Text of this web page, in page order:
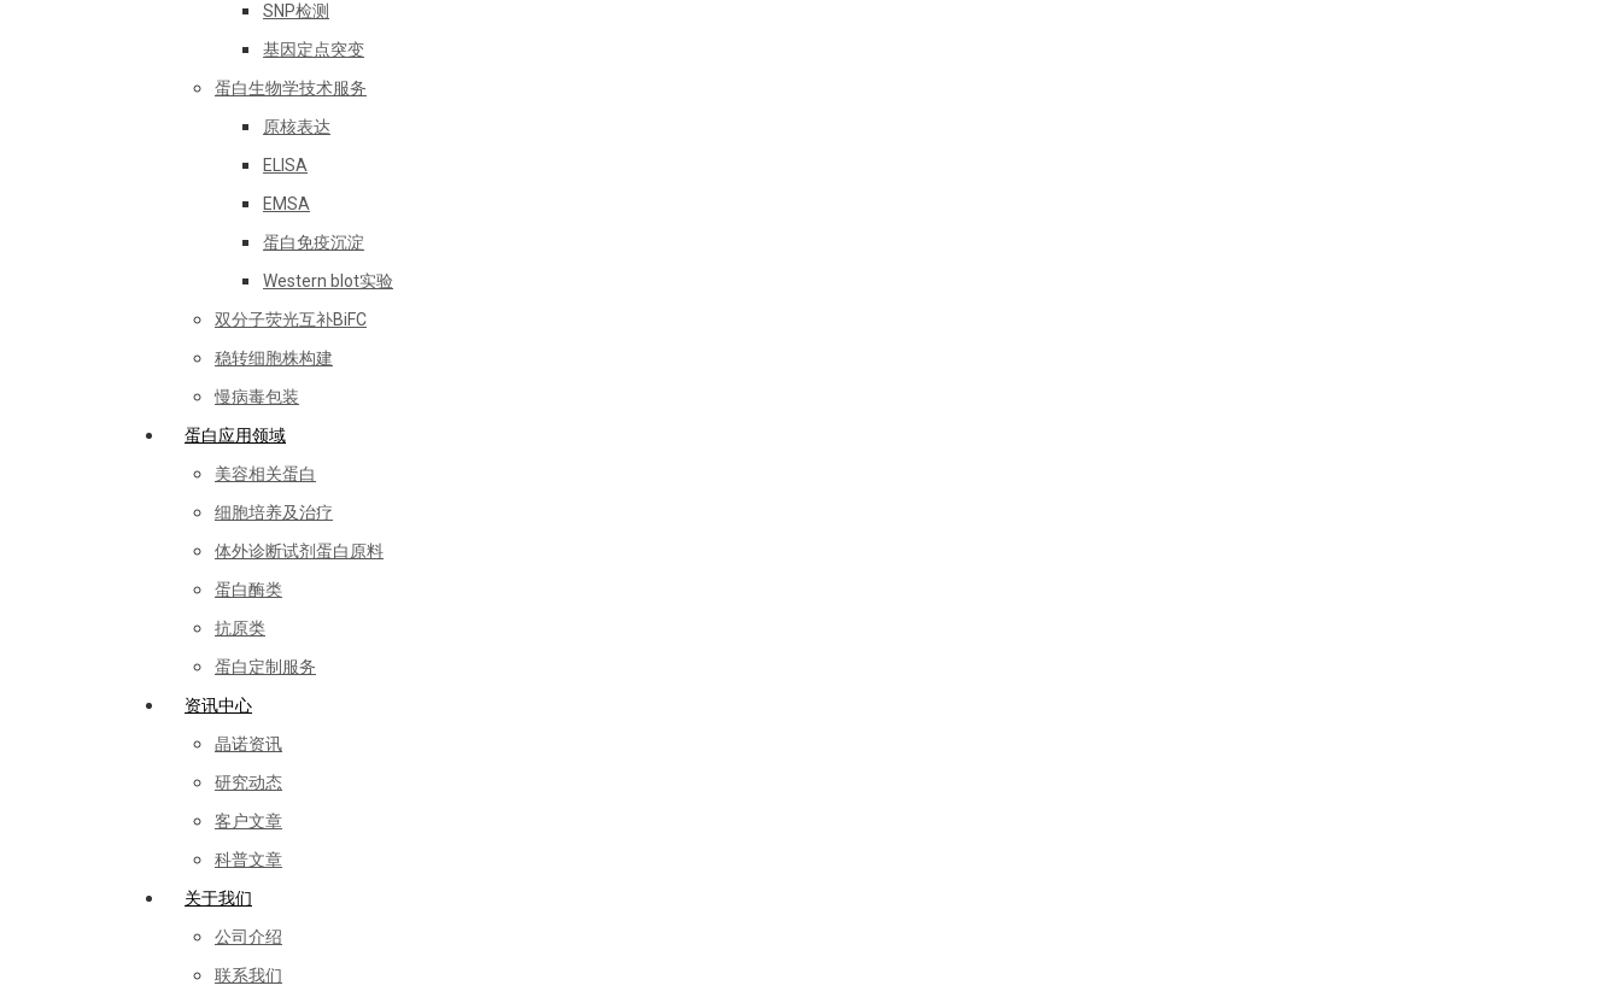
SNP检测
基因定点突变
蛋白生物学技术服务
原核表达
ELISA
EMSA
蛋白免疫沉淀
Western blot实验
双分子荧光互补BiFC
稳转细胞株构建
慢病毒包装
蛋白应用领域
美容相关蛋白
细胞培养及治疗
体外诊断试剂蛋白原料
蛋白酶类
抗原类
蛋白定制服务
资讯中心
晶诺资讯
研究动态
客户文章
科普文章
关于我们
公司介绍
联系我们